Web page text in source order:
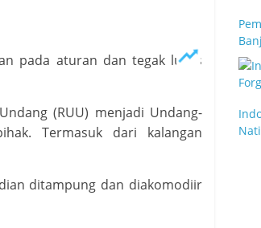
pada aturan dan tegak lurus
(RUU) menjadi Undang-
Termasuk dari kalangan
ditampung dan diakomodiir